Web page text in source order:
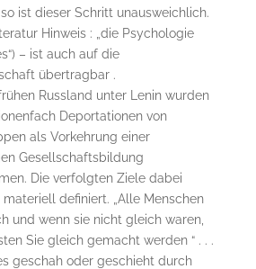
ist dieser Schritt unausweichlich.
Hinweis : „die Psychologie
– ist auch auf die
übertragbar .
Russland unter Lenin wurden
Deportationen von
als Vorkehrung einer
Gesellschaftsbildung
Die verfolgten Ziele dabei
materiell definiert. „Alle Menschen
und wenn sie nicht gleich waren,
Sie gleich gemacht werden “ . . .
geschah oder geschieht durch